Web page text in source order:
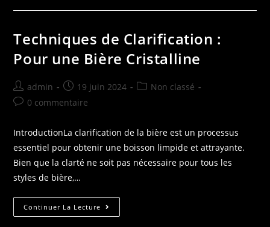
Techniques de Clarification :
Pour une Bière Cristalline
admin 19 juin 2024
Non classé
0 commentaire
IntroductionLa clarification de la bière est un processus
essentiel pour obtenir une boisson limpide et attrayante.
Bien que la clarté ne soit pas nécessaire pour tous les
styles de bière,…
Continuer La Lecture